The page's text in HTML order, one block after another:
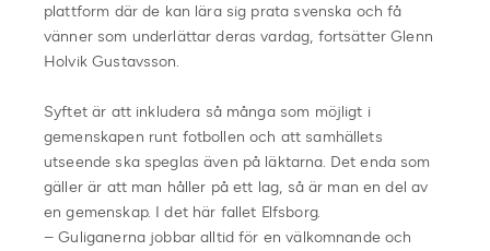
plattform där de kan lära sig prata svenska och få
vänner som underlättar deras vardag, fortsätter Glenn
Holvik Gustavsson.
Syftet är att inkludera så många som möjligt i
gemenskapen runt fotbollen och att samhällets
utseende ska speglas även på läktarna. Det enda som
gäller är att man håller på ett lag, så är man en del av
en gemenskap. I det här fallet Elfsborg.
– Guliganerna jobbar alltid för en välkomnande och